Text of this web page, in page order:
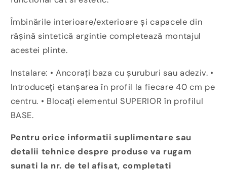
Îmbinările interioare/exterioare și capacele din
rășină sintetică argintie completează montajul
acestei plinte.
Instalare: • Ancorați baza cu șuruburi sau adeziv. •
Introduceți etanșarea în profil la fiecare 40 cm pe
centru. • Blocați elementul SUPERIOR în profilul
BASE.
Pentru orice informatii suplimentare sau
detalii tehnice despre produse va rugam
sunati la nr. de tel afisat, completati